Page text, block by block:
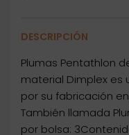
DESCRIPCIÓN
Plumas Pentathlon
material Dimplex es
por su fabricación
También llamada
por bolsa: